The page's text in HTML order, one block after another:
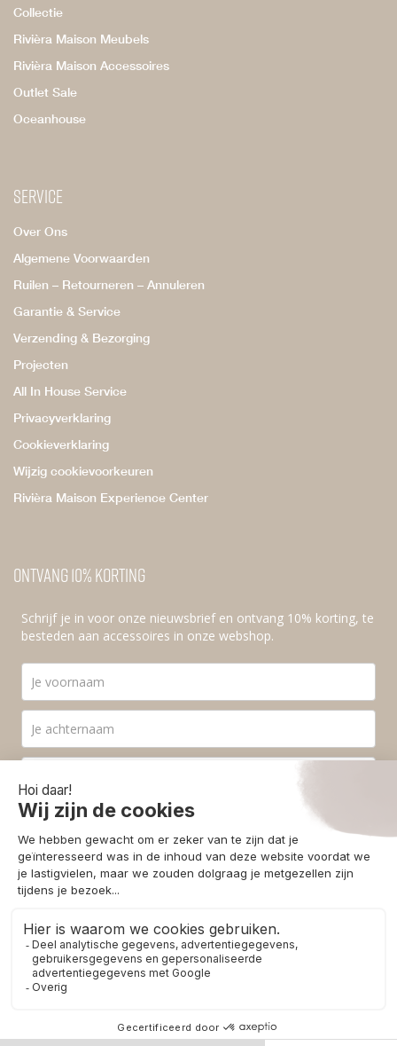
Collectie
Rivièra Maison Meubels
Rivièra Maison Accessoires
Outlet Sale
Oceanhouse
Service
Over Ons
Algemene Voorwaarden
Ruilen – Retourneren – Annuleren
Garantie & Service
Verzending & Bezorging
Projecten
All In House Service
Privacyverklaring
Cookieverklaring
Wijzig cookievoorkeuren
Rivièra Maison Experience Center
Ontvang 10% korting
Schrijf je in voor onze nieuwsbrief en ontvang 10% korting, te
besteden aan accessoires in onze webshop.
Ik ga akkoord met deprivacyvoorwaarden
Aanmelden
© 2026 - Homestore Bergen